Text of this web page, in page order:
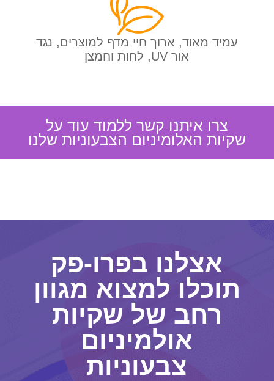
עמיד מאוד, ארוך חיי מדף למוצרים, נגד
אור UV, לחות וחמצן
צרו איתנו קשר ללמוד עוד על
שקיות האלומיניום הצבעוניות שלנו
אצלנו בפרו-פק
תוכלו למצוא מגוון
רחב של שקיות
אולמיניום
צבעוניות